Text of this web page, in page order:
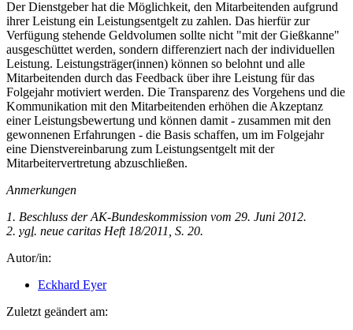
Der Dienstgeber hat die Möglichkeit, den Mitarbeitenden aufgrund
ihrer Leistung ein Leistungsentgelt zu zahlen. Das hierfür zur
Verfügung stehende Geldvolumen sollte nicht "mit der Gießkanne"
ausgeschüttet werden, sondern differenziert nach der individuellen
Leistung. Leistungsträger(innen) können so belohnt und alle
Mitarbeitenden durch das Feedback über ihre Leistung für das
Folgejahr motiviert werden. Die Transparenz des Vorgehens und die
Kommunikation mit den Mitarbeitenden erhöhen die Akzeptanz
einer Leistungsbewertung und können damit - zusammen mit den
gewonnenen Erfahrungen - die Basis schaffen, um im Folgejahr
eine Dienstvereinbarung zum Leistungsentgelt mit der
Mitarbeitervertretung abzuschließen.
Anmerkungen
1. Beschluss der AK-Bundeskommission vom 29. Juni 2012.
2. vgl. neue caritas Heft 18/2011, S. 20.
Autor/in:
Eckhard Eyer
Zuletzt geändert am: